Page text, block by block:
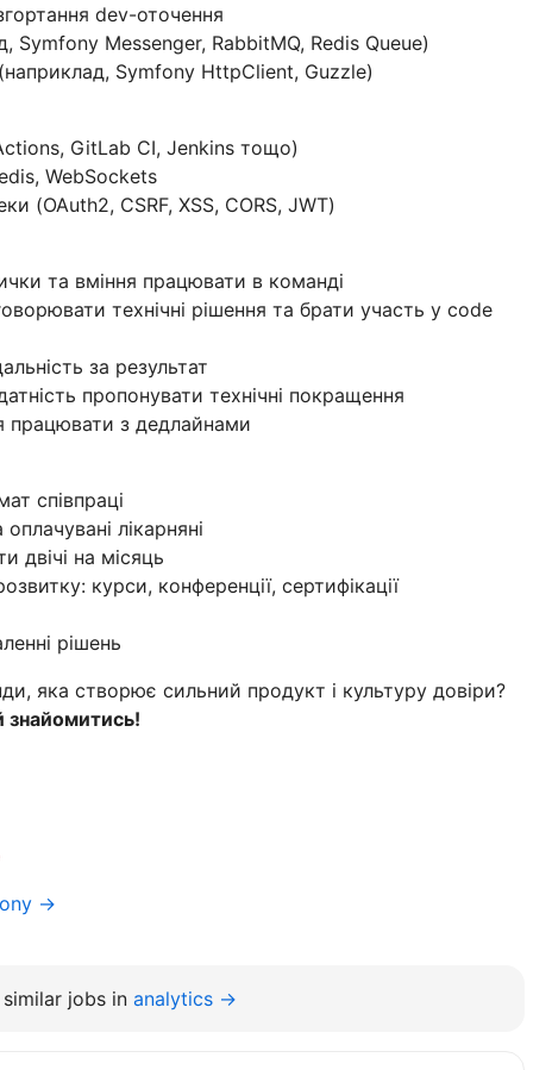
dev-оточення
Symfony Messenger, RabbitMQ, Redis Queue)
Symfony HttpClient, Guzzle)
GitLab CI, Jenkins тощо)
WebSockets
(OAuth2, CSRF, XSS, CORS, JWT)
та вміння працювати в команді
технічні рішення та брати участь у code
за результат
пропонувати технічні покращення
працювати з дедлайнами
співпраці
лікарняні
двічі на місяць
курси, конференції, сертифікації
рішень
яка створює сильний продукт і культуру довіри?
знайомитись!
→
jobs in analytics →